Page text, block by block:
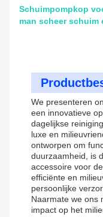
Schuimpompkop
man scheer
We presenteren
een innovatieve
dagelijkse
luxe en
ontworpen om
duurzaamheid, is
accessoire voor
efficiënte en
persoonlijke
Naarmate we ons
impact op het